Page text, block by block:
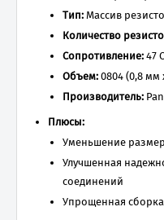
Тип: Массив
Количество
Сопротивление: 47
Объем: 0804 (0,8 мм
Производитель:
Плюсы:
Уменьшение
Улучшенная
соединений
Упрощенная